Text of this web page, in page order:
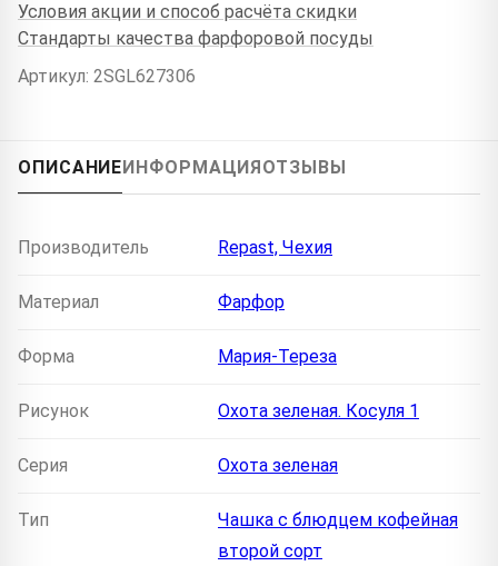
Условия акции и способ расчёта скидки
Стандарты качества фарфоровой посуды
Артикул: 2SGL627306
ОПИСАНИЕИНФОРМАЦИЯОТЗЫВЫ
Производитель Repast, Чехия
Материал Фарфор
Форма Мария-Тереза
Рисунок Охота зеленая. Косуля 1
Серия Охота зеленая
Тип
Чашка с блюдцем кофейная
второй сорт